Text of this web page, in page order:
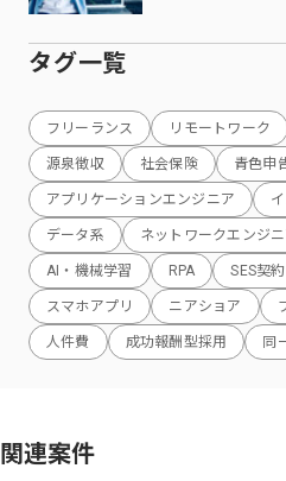
タグ一覧
フリーランス リモートワーク
源泉徴収 社会保険 青色申
アプリケーションエンジニア
データ系 ネットワークエンジ
AI・機械学習 RPA SES契約
スマホアプリ ニアショア
人件費 成功報酬型採用 同
関連案件